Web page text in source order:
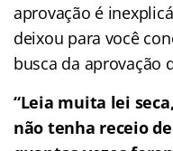
aprovação é
deixou para você
busca da aprovação
“Leia muita lei
não tenha receio